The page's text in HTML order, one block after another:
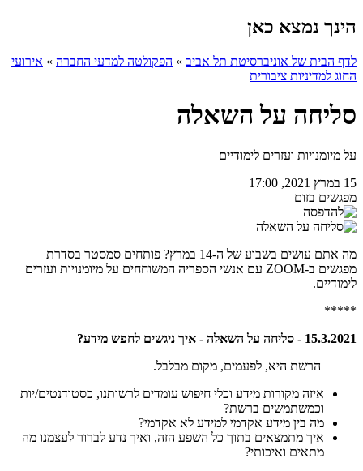
הינך נמצא כאן
לדף הבית של אוניברסיטת תל אביב » הפקולטה למדעי החברה » אירועי
החוג למדיניות ציבורית
סליחה על השאלה
על מיומנויות ועזרים לימודיים
15 במרץ 2021, 17:00
מפגשים בזום
מה אתם עושים בשבוע של ה-14 במרץ? פותחים סמסטר בסדרת
מפגשים ב-ZOOM עם אנשי הספריה המשוחחים על מיומנויות ועזרים
לימודיים.
*****
15.3.2021 - סליחה על השאלה - איך ניגשים לחפש מידע?
הרשת היא, לפעמים, מקום מבלבל.
איזה מקורות מידע וכלי חיפוש עומדים לרשותנו, כסטודנטים/יות
וכמשתמשים ברשת?
מה בין מידע אקדמי למידע לא אקדמי?
איך מתמצאים בתוך כל השפע הזה, ואיך נדע לברור לעצמנו מה
מתאים ואיכותי?